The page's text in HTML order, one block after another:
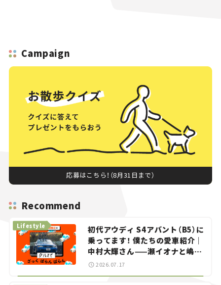
Campaign
応募はこちら！（8月31日まで）
Recommend
初代アウディ S4アバント（B5）に
乗ってます！ 僕たちの愛車紹介｜
中村大輝さん——瀬イオナと嶋田
智之の「クルマでざっくばらんば
Lifestyle
2026.07.17